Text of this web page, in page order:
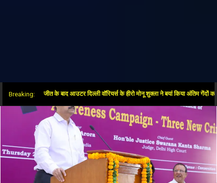
Breaking:
ओवर में जीत के बाद आउटर दिल्ली वॉरियर्स के हीरो मोनू शुक्ला ने बयां किया अंतिम गेंदों का रोमांच